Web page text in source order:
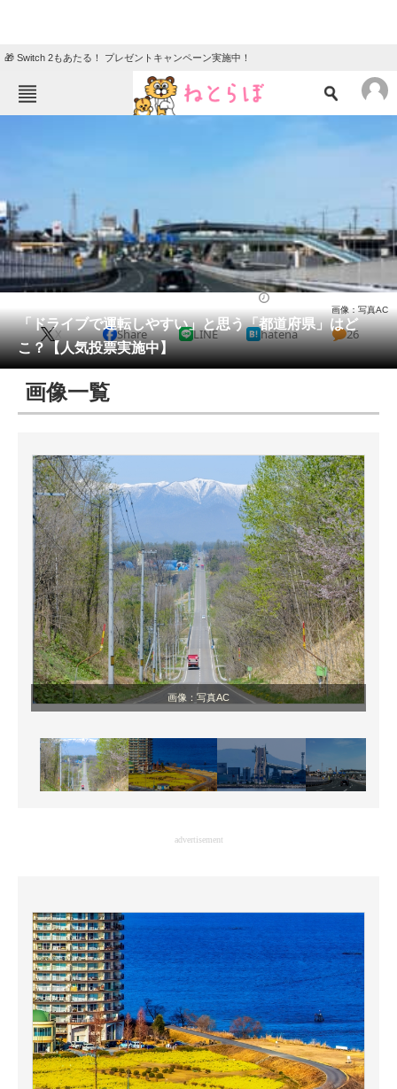
🎁 Switch 2もあたる！ プレゼントキャンペーン実施中！
グルメ
住まい 教育・育児
動物 リサーチ
会員記事
メディア
注目記事を集めた総合ページ
スマホと通信の最新トレンド
進化するPCとデバイスの未来
好きが集まる 比べて選べる
ビジネスと働き方のヒント
AI活用のいまが分かる
企業ITのトレンドを詳説
経営リーダーのコミュニティ
マーケ×ITの今がよく分かる
ITエンジニア向け専門サイト
モノづくり技術者専門サイト
エレクトロニクス専門サイト
電子設計の基本と応用
エネルギーの専門メディア
建設×テクノロジーの最前線
「ドライブで運転しやすい」と思う「都道府県」はど
こ？【人気投票実施中】
画像：写真AC
X Share LINE hatena 26
画像一覧
画像：写真AC
advertisement